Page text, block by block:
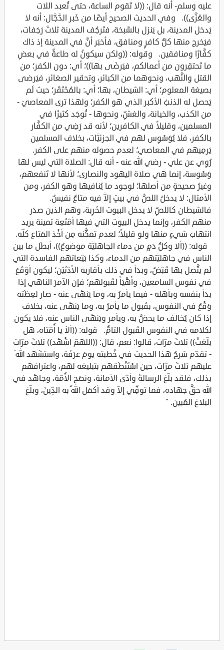
عليه وسلم- أنه قال: ((لا تَقوم الساعة، حتى تُعبد اللات
والعُزَّى)). وفي الحديث الصحيح أيضًا من خَبر الدَّجَّال: أنه لا
يَدخل المدينة، بل يَنزل بالسَّبخة، فتَرجُف المدينة ثلاثَ رَجَفات،
فيَخرج منها كلُّ كافرٍ ومنافق، فأخبَر أنَّ في المدينة إذ ذاك
كفَّارًا ومنافقين. وقوله: ((ولكن سيكونُ له طاعةٌ في بعضِ
ما تَحتقِرون من أعمالكم، فيَرضَى بها))؛ أي: دون الكفر؛ من
القتل والنَّهب، ونحوهما من الكبائر، وتحقير الصغائر، فيَرضى
بصيغة المعلوم؛ أي: الشيطان، بها؛ أي: بالمُحْتَقَر؛ حيث لَم
يَحصل له الذنبُ الأكبر الذي هو الكفر؛ ولهذا ترى المعاصيَ -
من الكذب، والخيانة، والغشِّ، ونحوها - تُوجَد كثيرًا في
المسلمين، وقليلاً في الكافرين؛ لأنه قد رَضِي من الكفَّار
بالكفر، فلا يُوَسْوِس لهم في الجزئيَّات، بخلاف المسلمين
يَرمِيهم في المعاصي؛ لعدم حصوله منهم على الكفر.
رُوِي عن علي - رضي الله عنه - أنه قال: الصلاة التي ليس لها
وَسْوسة، إنما هي صلاة اليهود والنصارى؛ لأنها لا تَنفعهم،
وغيرُ صحيحةٍ من أصلها؛ لوجود ما يُنافيها وهو الكفر، ومن
الأمثال: لا يدخلُ اللصُّ في بيتٍ إلاَّ فيه متاعٌ نفيسٌ.
فالشيطان كاللصِّ لا يدخل البيوت الخَرِبة، وهم الذين صدَر
منهم الكفر، وإنما يدخل البيوت التي فيها أمْتَعِة ثمينة يريد
انتهابَ شيءٍ منها ولو قليلاً؛ لعدم تمكُّنه مِن أخْذ المَتاع كلِّه.
قوله: ((ألا وكلُّ دَمٍ من دماء الجاهليَّة موضوعٌ))، أبطَل ما بين
الناس في جاهليَّتهم من الدماء، وكذا بَيْعاتهم الفاسدة التي
لَم يتَّصل بها قَبْضٌ، وبدَأ في ذلك بأقاربه الأَدْنَيْن؛ ليكون أوْقَعَ
في نفوس السامعين، وأَهْيَأَ لقَبولهم؛ فإن الآمرَ الناهي إذا
بدَأ بنفسه وبأهله - فيما يأمرُ به، وما يَنهَى عنه - صار لعِظَته
وَقْعٌ في النفوس، بقَبول ما يأمرُ به، وما يَنهَى عنه، بخلاف
إذا كان يُخالف ما يحضُّ به، ويأمر ويَنهَى الناس عنه، فلا يكون
لكلامه في النفوس القَبول التامُّ. قوله: ((ألاَ يا أُمَّتاه، هل
بلَّغتُ)) ثلاثَ مرَّات، قالوا: نعم، قال: ((اللهمَّ اشْهَد)) ثلاثَ مرَّات
- تقدَّم شرحُ هذا الحديث في خُطبته يومَ عرَفَة، واستشَهد اللهَ
عليهم ثلاثَ مرَّات، حين اسْتَنْطَقهم بتبليغه لهم، واعترافهم
بذلك، فلقد بلَّغ الرسالةَ وأدَّى الأمانة، ونصَح الأُمَّة، وجاهَد في
الله حقَّ جهاده، فما توفِّي إلاَّ وقد أكمَل اللهُ به الدِّينَ، وبلَّغ
البلاغ المُبين. "